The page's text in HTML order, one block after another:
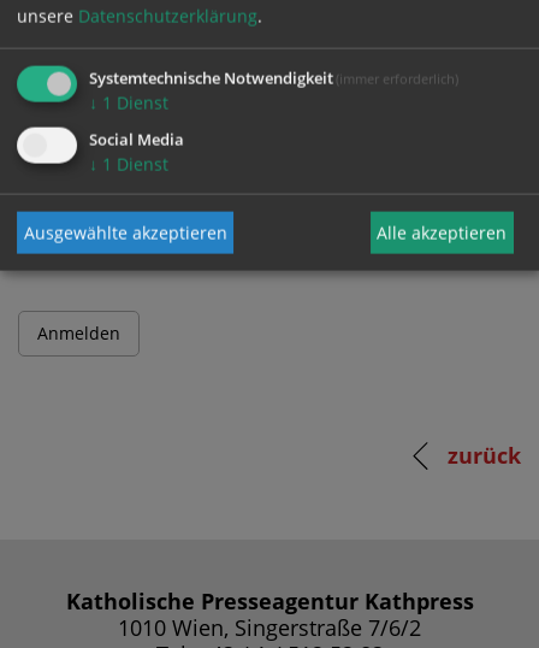
und Passwort an.
Benutzername
Passwort
zurück
Katholische Presseagentur Kathpress
1010 Wien, Singerstraße 7/6/2
unsere Datenschutzerklärung.
Systemtechnische Notwendigkeit (immer erforderlich)
↓ 1 Dienst
Social Media
↓ 1 Dienst
Ausgewählte akzeptieren Alle akzeptieren